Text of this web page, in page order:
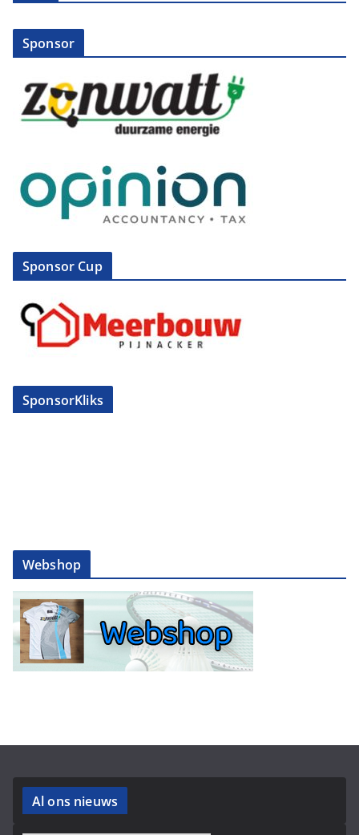
Sponsor
Sponsor Cup
SponsorKliks
Webshop
Al ons nieuws